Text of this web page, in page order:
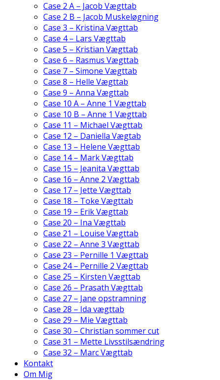
Case 2 A – Jacob Vægttab
Case 2 B – Jacob Muskeløgning
Case 3 – Kristina Vægttab
Case 4 – Lars Vægttab
Case 5 – Kristian Vægttab
Case 6 – Rasmus Vægttab
Case 7 – Simone Vægttab
Case 8 – Helle Vægttab
Case 9 – Anna Vægttab
Case 10 A – Anne 1 Vægttab
Case 10 B – Anne 1 Vægttab
Case 11 – Michael Vægttab
Case 12 – Daniella Vægtab
Case 13 – Helene Vægttab
Case 14 – Mark Vægttab
Case 15 – Jeanita Vægttab
Case 16 – Anne 2 Vægttab
Case 17 – Jette Vægttab
Case 18 – Toke Vægttab
Case 19 – Erik Vægttab
Case 20 – Ina Vægttab
Case 21 – Louise Vægttab
Case 22 – Anne 3 Vægttab
Case 23 – Pernille 1 Vægttab
Case 24 – Pernille 2 Vægttab
Case 25 – Kirsten Vægttab
Case 26 – Prasath Vægttab
Case 27 – Jane opstramning
Case 28 – Ida vægttab
Case 29 – Mie Vægttab
Case 30 – Christian sommer cut
Case 31 – Mette Livsstilsændring
Case 32 – Marc Vægttab
Kontakt
Om Mig